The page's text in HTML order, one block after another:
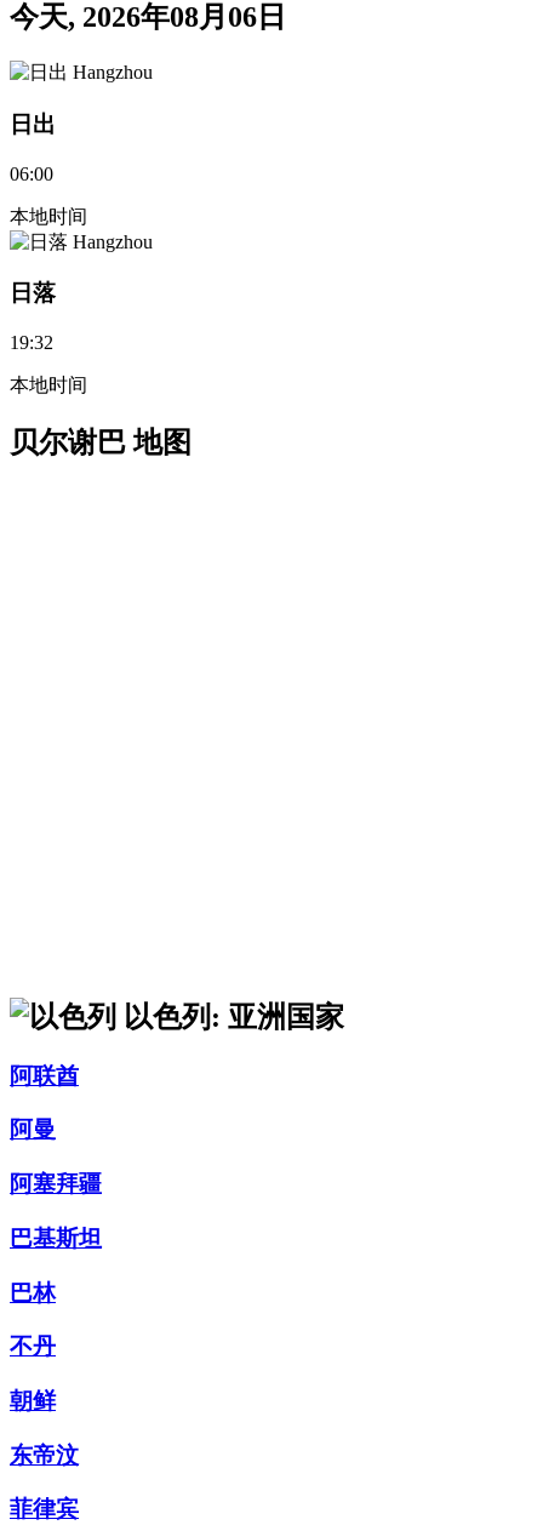
今天, 2026年08月06日
日出
06:00
本地时间
日落
19:32
本地时间
贝尔谢巴 地图
以色列: 亚洲国家
阿联酋
阿曼
阿塞拜疆
巴基斯坦
巴林
不丹
朝鲜
东帝汶
菲律宾